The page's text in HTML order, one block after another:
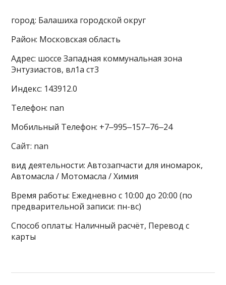
город: Балашиха городской округ
Район: Московская область
Адрес: шоссе Западная коммунальная зона
Энтузиастов, вл1а ст3
Индекс: 143912.0
Телефон: nan
Мобильный Телефон: +7‒995‒157‒76‒24
Сайт: nan
вид деятельности: Автозапчасти для иномарок,
Автомасла / Мотомасла / Химия
Время работы: Ежедневно с 10:00 до 20:00 (по
предварительной записи: пн-вс)
Способ оплаты: Наличный расчёт, Перевод с
карты